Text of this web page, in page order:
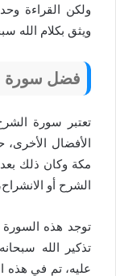
ولكن القراءة
ويثق بكلام الله
فضل سورة
تعتبر سورة
الأفضال
مكة وكان ذلك
الشرح أو
توجد هذه
تذكير الله
عليه، تم في هذه